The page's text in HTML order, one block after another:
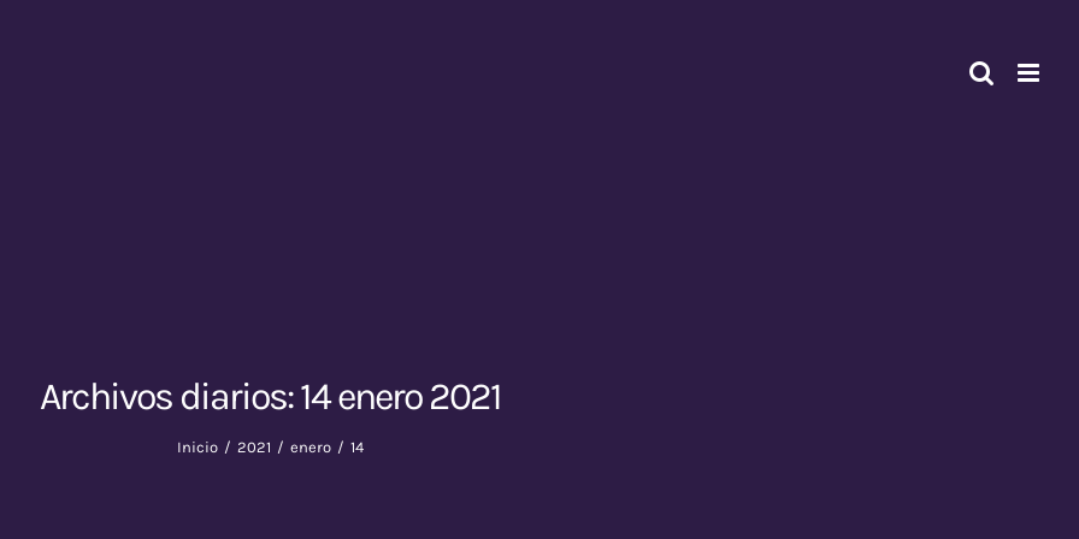
Archivos diarios:14 enero 2021
Inicio 2021 enero 14